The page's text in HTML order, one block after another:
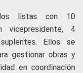
listas con 10
vicepresidente, 4
Ellos se
gestionar obras y
en coordinación